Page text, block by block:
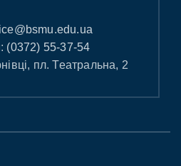
(0372) 55-37-54
пл. Театральна, 2